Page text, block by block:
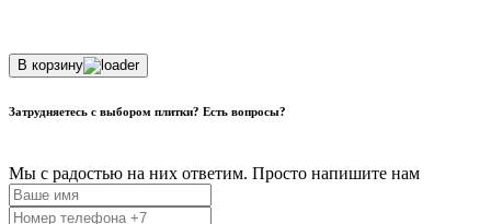
В корзину
Затрудняетесь с выбором плитки? Есть вопросы?
Мы с радостью на них ответим. Просто напишите нам